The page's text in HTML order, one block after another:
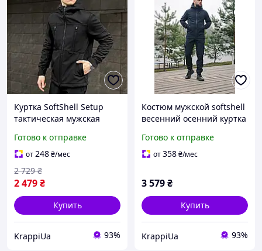
Куртка SoftShell Setup
тактическая мужская
флисе Софт Шелл теплая
черная
Готово к отправке
от248₴/мес
2 479₴
2 729 ₴
Купить
KrappiUa 93%
Костюм мужской softshell
весенний осенний куртка
тактический синий
Готово к отправке
от358₴/мес
3 579₴
Купить
KrappiUa 93%